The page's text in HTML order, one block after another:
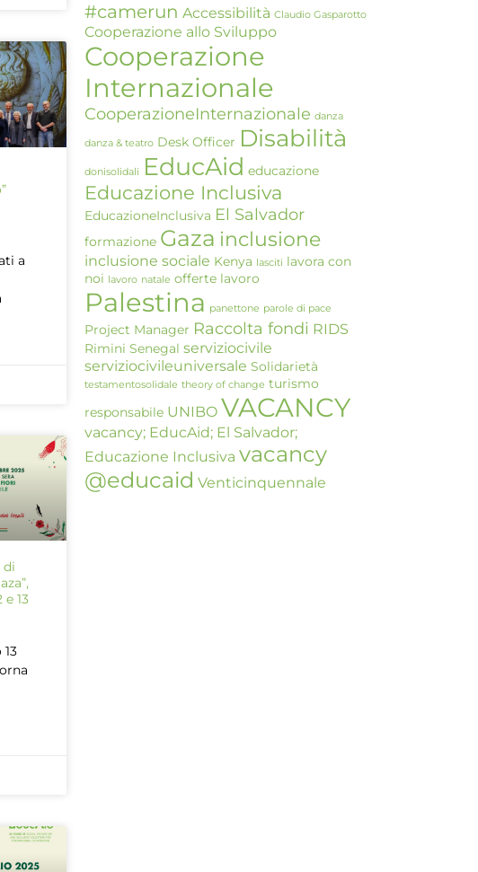
a
di
13
#camerun Accessibilità Claudio Gasparotto
Cooperazione allo Sviluppo
Cooperazione
Internazionale
CooperazioneInternazionale danza
danza & teatro Desk Officer Disabilità
donisolidali EducAid educazione
Educazione Inclusiva
EducazioneInclusiva El Salvador
formazione Gaza inclusione
inclusione sociale Kenya lasciti lavora con
noi lavoro natale offerte lavoro
Palestina panettone parole di pace
Project Manager Raccolta fondi RIDS
Rimini Senegal serviziocivile
serviziocivileuniversale Solidarietà
testamentosolidale theory of change turismo
responsabile UNIBO VACANCY
vacancy; EducAid; El Salvador;
Educazione Inclusiva vacancy
@educaid Venticinquennale